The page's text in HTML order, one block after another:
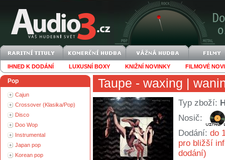
IHNED K DODÁNÍ LUXUSNÍ BOXY KNIŽNÍ NOVINKY FILMOVÉ
Pop
Cajun
Crossover (Klasika/Pop)
Disco
Doo Wop
Instrumental
Japan pop
Korean pop
Taupe - waxing |
Typ zboží:
Nosič:
Dodání: do
pro bližší
dodání)